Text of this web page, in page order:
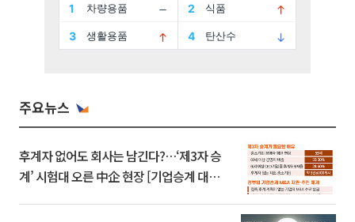
주요뉴스
후계자 없어도 회사는 남긴다?…‘제3자 승
계’ 시험대 오른 中企 현장 [기업승계 대전